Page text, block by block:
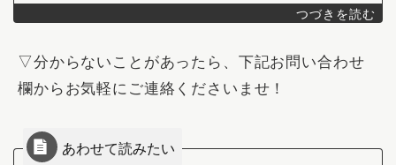
▽分からないことがあったら、下記お問い合わせ
欄からお気軽にご連絡くださいませ！